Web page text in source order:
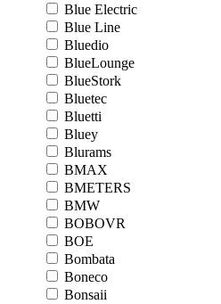
Blue Electric
Blue Line
Bluedio
BlueLounge
BlueStork
Bluetec
Bluetti
Bluey
Blurams
BMAX
BMETERS
BMW
BOBOVR
BOE
Bombata
Boneco
Bonsaii